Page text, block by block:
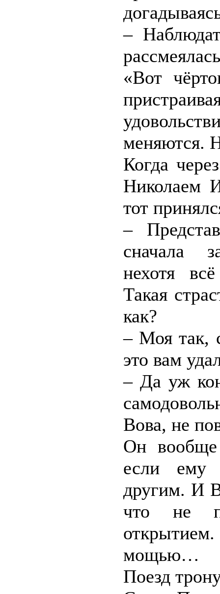
–
«Вот
меняются.
Когда
Николаем
тот
–
сначала
нехотя
Такая
как?
– Моя так,
это вам
– Да уж
Вова, не
Он
если ему
другим. И
что не
мощью…
Поезд